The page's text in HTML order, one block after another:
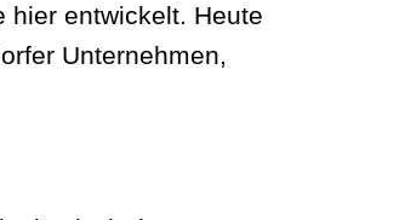
hier entwickelt. Heute
Unternehmen,